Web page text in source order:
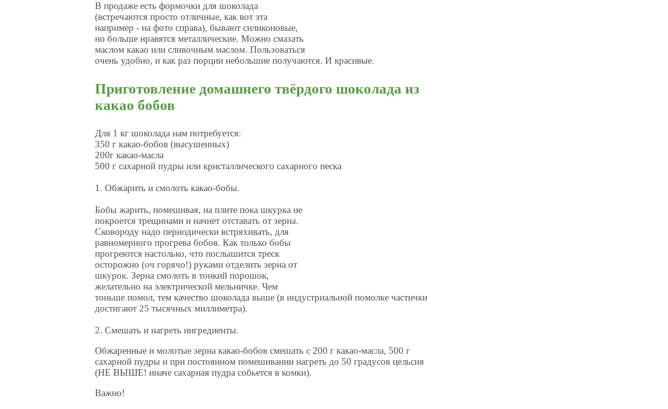
В продаже есть формочки для шоколада
(встречаются просто отличные, как вот эта
например - на фото справа), бывают силиконовые,
но больше нравятся металлические. Можно смазать
маслом какао или сливочным маслом. Пользоваться
очень удобно, и как раз порции небольшие получаются. И красивые.
Приготовление домашнего твёрдого шоколада из
какао бобов
Для 1 кг шоколада нам потребуется:
350 г какао-бобов (высушенных)
200г какао-масла
500 г сахарной пудры или кристаллического сахарного песка
1. Обжарить и смолоть какао-бобы.
Бобы жарить, помешивая, на плите пока шкурка не
покроется трещинами и начнет отставать от зерна.
Сковороду надо периодически встряхивать, для
равномерного прогрева бобов. Как только бобы
прогреются настолько, что послышится треск
осторожно (оч горячо!) руками отделить зерна от
шкурок. Зерна смолоть в тонкий порошок,
желательно на электрической мельничке. Чем
тоньше помол, тем качество шоколада выше (в индустриальной помолке частички
достигают 25 тысячных миллиметра).
2. Смешать и нагреть ингредиенты.
Обжаренные и молотые зерна какао-бобов смешать с 200 г какао-масла, 500 г
сахарной пудры и при постоянном помешивании нагреть до 50 градусов цельсия
(НЕ ВЫШЕ! иначе сахарная пудра собьется в комки).
Важно!